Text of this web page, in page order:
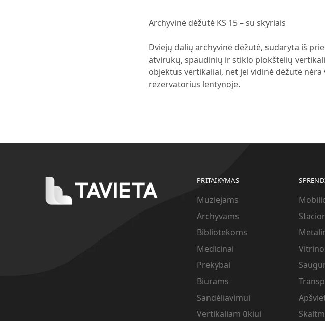
Archyvinė dėžutė KS 15 – su skyriais
Dviejų dalių archyvinė dėžutė, sudaryta iš
atvirukų, spaudinių ir stiklo plokštelių
objektus vertikaliai, net jei vidinė dėžutė
rezervatorius lentynoje.
PRITAIKYMAS
Muziejams
Archyvams
Bibliotekoms
Medicinai
Prekybai
Biurams
Sandėliavimui
Vertikaliam ūkiui